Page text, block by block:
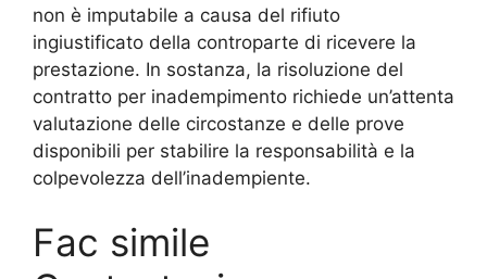
non è imputabile a causa del rifiuto
ingiustificato della controparte di ricevere la
prestazione. In sostanza, la risoluzione del
contratto per inadempimento richiede un’attenta
valutazione delle circostanze e delle prove
disponibili per stabilire la responsabilità e la
colpevolezza dell’inadempiente.
Fac simile